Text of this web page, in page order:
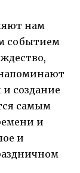
нам
событием
создание
самым
и
и